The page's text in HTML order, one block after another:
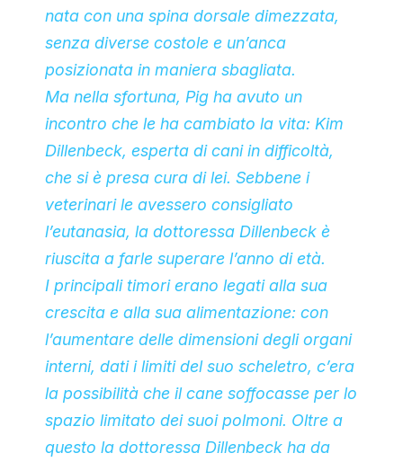
nata con una spina dorsale dimezzata,
senza diverse costole e un’anca
posizionata in maniera sbagliata.
Ma nella sfortuna, Pig ha avuto un
incontro che le ha cambiato la vita: Kim
Dillenbeck, esperta di cani in difficoltà,
che si è presa cura di lei. Sebbene i
veterinari le avessero consigliato
l’eutanasia, la dottoressa Dillenbeck è
riuscita a farle superare l’anno di età.
I principali timori erano legati alla sua
crescita e alla sua alimentazione: con
l’aumentare delle dimensioni degli organi
interni, dati i limiti del suo scheletro, c’era
la possibilità che il cane soffocasse per lo
spazio limitato dei suoi polmoni. Oltre a
questo la dottoressa Dillenbeck ha da